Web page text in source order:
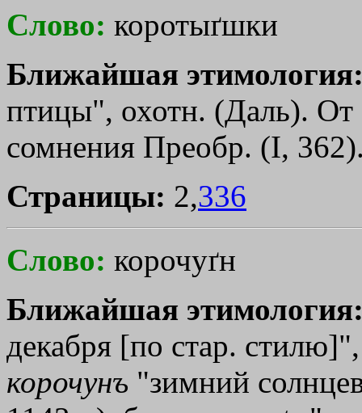
Слово: коротыґшки
Ближайшая
птицы", охотн. (Даль). От
сомнения Преобр. (I,
Страницы: 2,336
Слово: корочуґн
Ближайшая
декабря [по стар.
корочунъ "зимний